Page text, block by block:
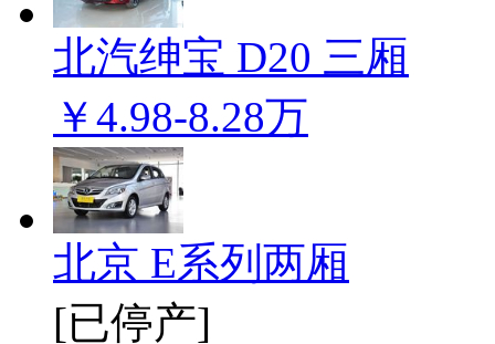
北汽绅宝 D20 三厢
￥4.98-8.28万
北京 E系列两厢
[已停产]